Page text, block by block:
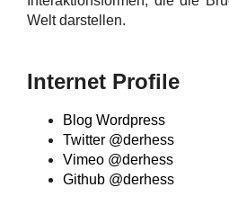
Welt darstellen.
Internet Profile
Blog Wordpress
Twitter @derhess
Vimeo @derhess
Github @derhess